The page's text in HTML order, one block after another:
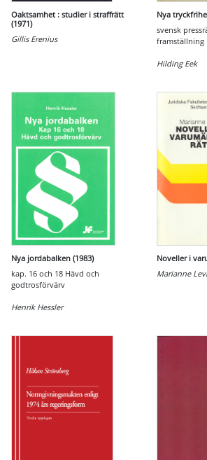
Oaktsamhet : studier i straffrätt
(1971)
Gillis Erenius
Nya
svensk
framställning
Hilding Eek
Nya jordabalken (1983)
kap. 16 och 18 Hävd och
godtrosförvärv
Henrik Hessler
Noveller i
Marianne